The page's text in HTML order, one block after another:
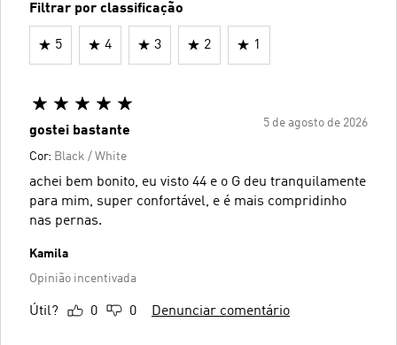
Filtrar por classificação
5 4 3 2 1
5 de agosto de 2026
gostei bastante
Cor: Black / White
achei bem bonito, eu visto 44 e o G deu tranquilamente
para mim, super confortável, e é mais compridinho
nas pernas.
Kamila
Opinião incentivada
Útil? 0 0 Denunciar comentário